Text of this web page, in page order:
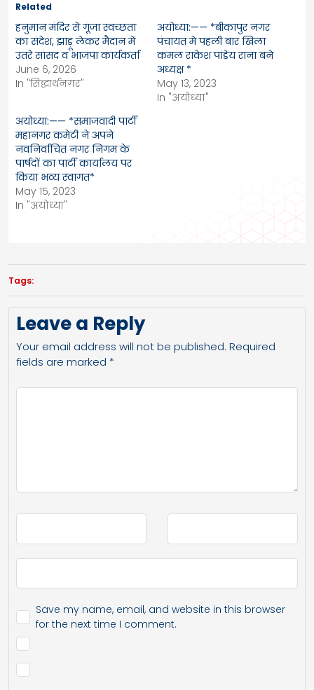
Related
हनुमान मंदिर से गूंजा स्वच्छता
का संदेश, झाड़ू लेकर मैदान में
उतरे सांसद व भाजपा कार्यकर्ता
June 6, 2026
In "सिद्धार्थनगर"
अयोध्या:—— *बीकापुर नगर
पंचायत मे पहली बार खिला
कमल राकेश पांडेय राना बने
अध्यक्ष *
May 13, 2023
In "अयोध्या"
अयोध्या:—— *समाजवादी पार्टी
महानगर कमेटी ने अपने
नवनिर्वाचित नगर निगम के
पार्षदों का पार्टी कार्यालय पर
किया भव्य स्वागत*
May 15, 2023
In "अयोध्या"
Tags:
Leave a Reply
Your email address will not be published. Required
fields are marked *
Save my name, email, and website in this browser
for the next time I comment.